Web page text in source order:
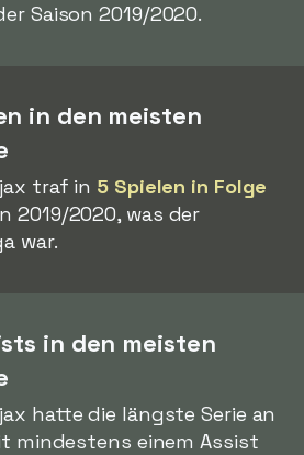
Saison 2019/2020.
in den meisten
traf in 5 Spielen in Folge
2019/2020, was der
war.
in den meisten
hatte die längste Serie an
mindestens einem Assist